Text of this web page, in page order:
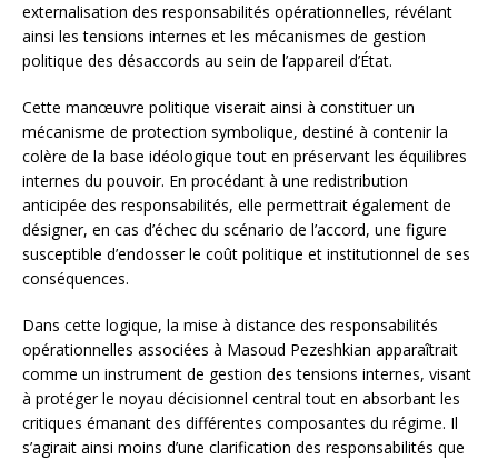
externalisation des responsabilités opérationnelles, révélant
ainsi les tensions internes et les mécanismes de gestion
politique des désaccords au sein de l’appareil d’État.
Cette manœuvre politique viserait ainsi à constituer un
mécanisme de protection symbolique, destiné à contenir la
colère de la base idéologique tout en préservant les équilibres
internes du pouvoir. En procédant à une redistribution
anticipée des responsabilités, elle permettrait également de
désigner, en cas d’échec du scénario de l’accord, une figure
susceptible d’endosser le coût politique et institutionnel de ses
conséquences.
Dans cette logique, la mise à distance des responsabilités
opérationnelles associées à Masoud Pezeshkian apparaîtrait
comme un instrument de gestion des tensions internes, visant
à protéger le noyau décisionnel central tout en absorbant les
critiques émanant des différentes composantes du régime. Il
s’agirait ainsi moins d’une clarification des responsabilités que